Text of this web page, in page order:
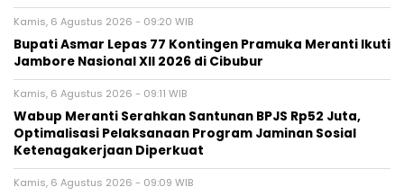
Kamis, 6 Agustus 2026 - 09:20 WIB
Bupati Asmar Lepas 77 Kontingen Pramuka Meranti Ikuti
Jambore Nasional XII 2026 di Cibubur
Kamis, 6 Agustus 2026 - 09:11 WIB
Wabup Meranti Serahkan Santunan BPJS Rp52 Juta,
Optimalisasi Pelaksanaan Program Jaminan Sosial
Ketenagakerjaan Diperkuat
Kamis, 6 Agustus 2026 - 09:09 WIB